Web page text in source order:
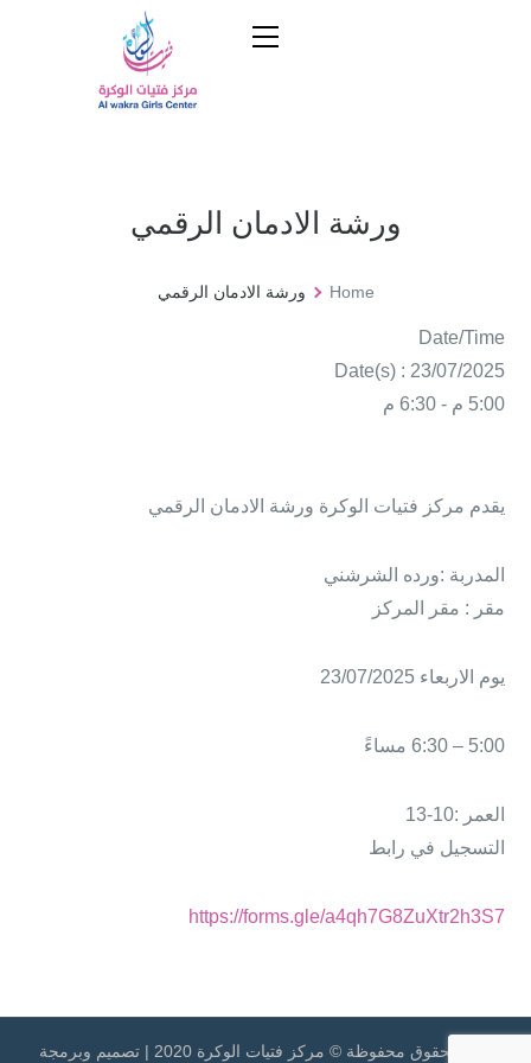
ورشة الادمان الرقمي
Home ورشة الادمان الرقمي
Date/Time
Date(s) : 23/07/2025
5:00 م - 6:30 م
يقدم مركز فتيات الوكرة ورشة الادمان الرقمي
المدربة :ورده الشرشني
مقر : مقر المركز
يوم الاربعاء 23/07/2025
5:00 – 6:30 مساءً
العمر :10-13
التسجيل في رابط
https://forms.gle/a4qh7G8ZuXtr2h3S7
جميع الحقوق محفوظة © مركز فتيات الوكرة 2020 | تصميم وبرمجة